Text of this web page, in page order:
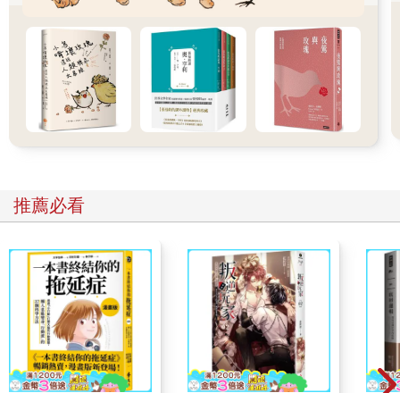
是聽笑話的那種好笑，但每次只要媽一講，我和維亞就笑個不
停。
我在媽肚子裡時，沒人想過我會生成這個樣子。由於比我大四歲
的維亞出生時，就跟「去公園散步」一樣順利（根據媽媽自己的
形容），所以這次也不覺得要特別檢查。大約在我出生前兩個
月，醫師發現我的臉部有些地方不對勁，不過那時並不認為情況
有多嚴重。他們跟爸媽說我有兔脣等毛病。但他們說只是「小異
常」而已。
且（好笑的地方就在這裡）還不斷放屁。她幫媽送來一點冰塊，
然後放屁。她幫媽量血壓，然後放屁。媽媽說實在很不可思議，
因為她連一句對不起都沒說！此外，媽媽的主治醫師那晚沒值
班，現場只好依賴不太可靠的實習醫生，她和爸給他取了「道
吉」這個綽號，大概是從什麼老電視節目還是哪兒聽來的吧（他
們當然沒有當面這麼喊他）。不過儘管病房裡的每個人都心情不
太好，爸卻讓媽整晚都笑得很愉快。
媽媽說，我從她肚子裡生出來時，整間產房鴉雀無聲。她甚至沒
機會看我一眼，因為那個親切的護士立刻抱著我衝出去。爸急忙
追著她，結果攝影機掉了，裂成好幾萬片。媽非常生氣，想下床
推薦必看